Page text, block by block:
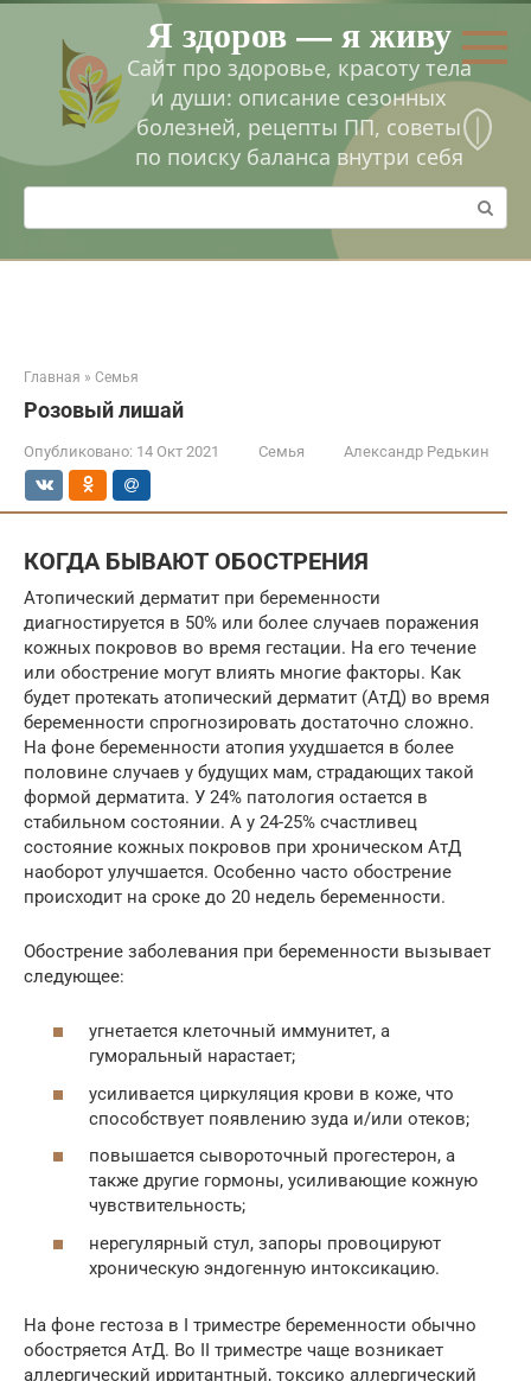
Перейти
контенту
Я здоров — я живу
Сайт про здоровье, красоту тела
и души: описание сезонных
болезней, рецепты ПП, советы
по поиску баланса внутри себя
Поиск:
Главная » Семья
Розовый лишай
Опубликовано: 14 Окт 2021 Семья Александр Редькин
КОГДА БЫВАЮТ ОБОСТРЕНИЯ
Атопический дерматит при беременности
диагностируется в 50% или более случаев поражения
кожных покровов во время гестации. На его течение
или обострение могут влиять многие факторы. Как
будет протекать атопический дерматит (АтД) во время
беременности спрогнозировать достаточно сложно.
На фоне беременности атопия ухудшается в более
половине случаев у будущих мам, страдающих такой
формой дерматита. У 24% патология остается в
стабильном состоянии. А у 24-25% счастливец
состояние кожных покровов при хроническом АтД
наоборот улучшается. Особенно часто обострение
происходит на сроке до 20 недель беременности.
Обострение заболевания при беременности вызывает
следующее:
угнетается клеточный иммунитет, а
гуморальный нарастает;
усиливается циркуляция крови в коже, что
способствует появлению зуда и/или отеков;
повышается сывороточный прогестерон, а
также другие гормоны, усиливающие кожную
чувствительность;
нерегулярный стул, запоры провоцируют
хроническую эндогенную интоксикацию.
На фоне гестоза в I триместре беременности обычно
обостряется АтД. Во II триместре чаще возникает
аллергический ирритантный, токсико аллергический